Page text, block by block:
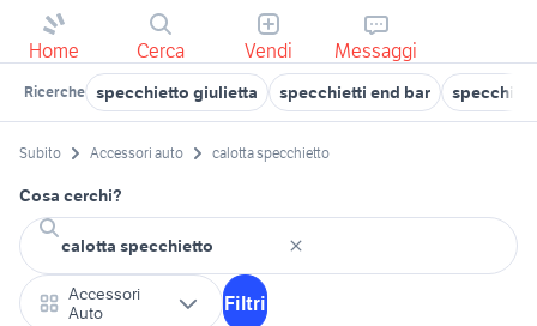
Home Cerca Vendi Messaggi
Ricerche specchietto giulietta specchietti end bar
Subito Accessori auto calotta specchietto
Cosa cerchi?
Accessori
Auto
Filtri